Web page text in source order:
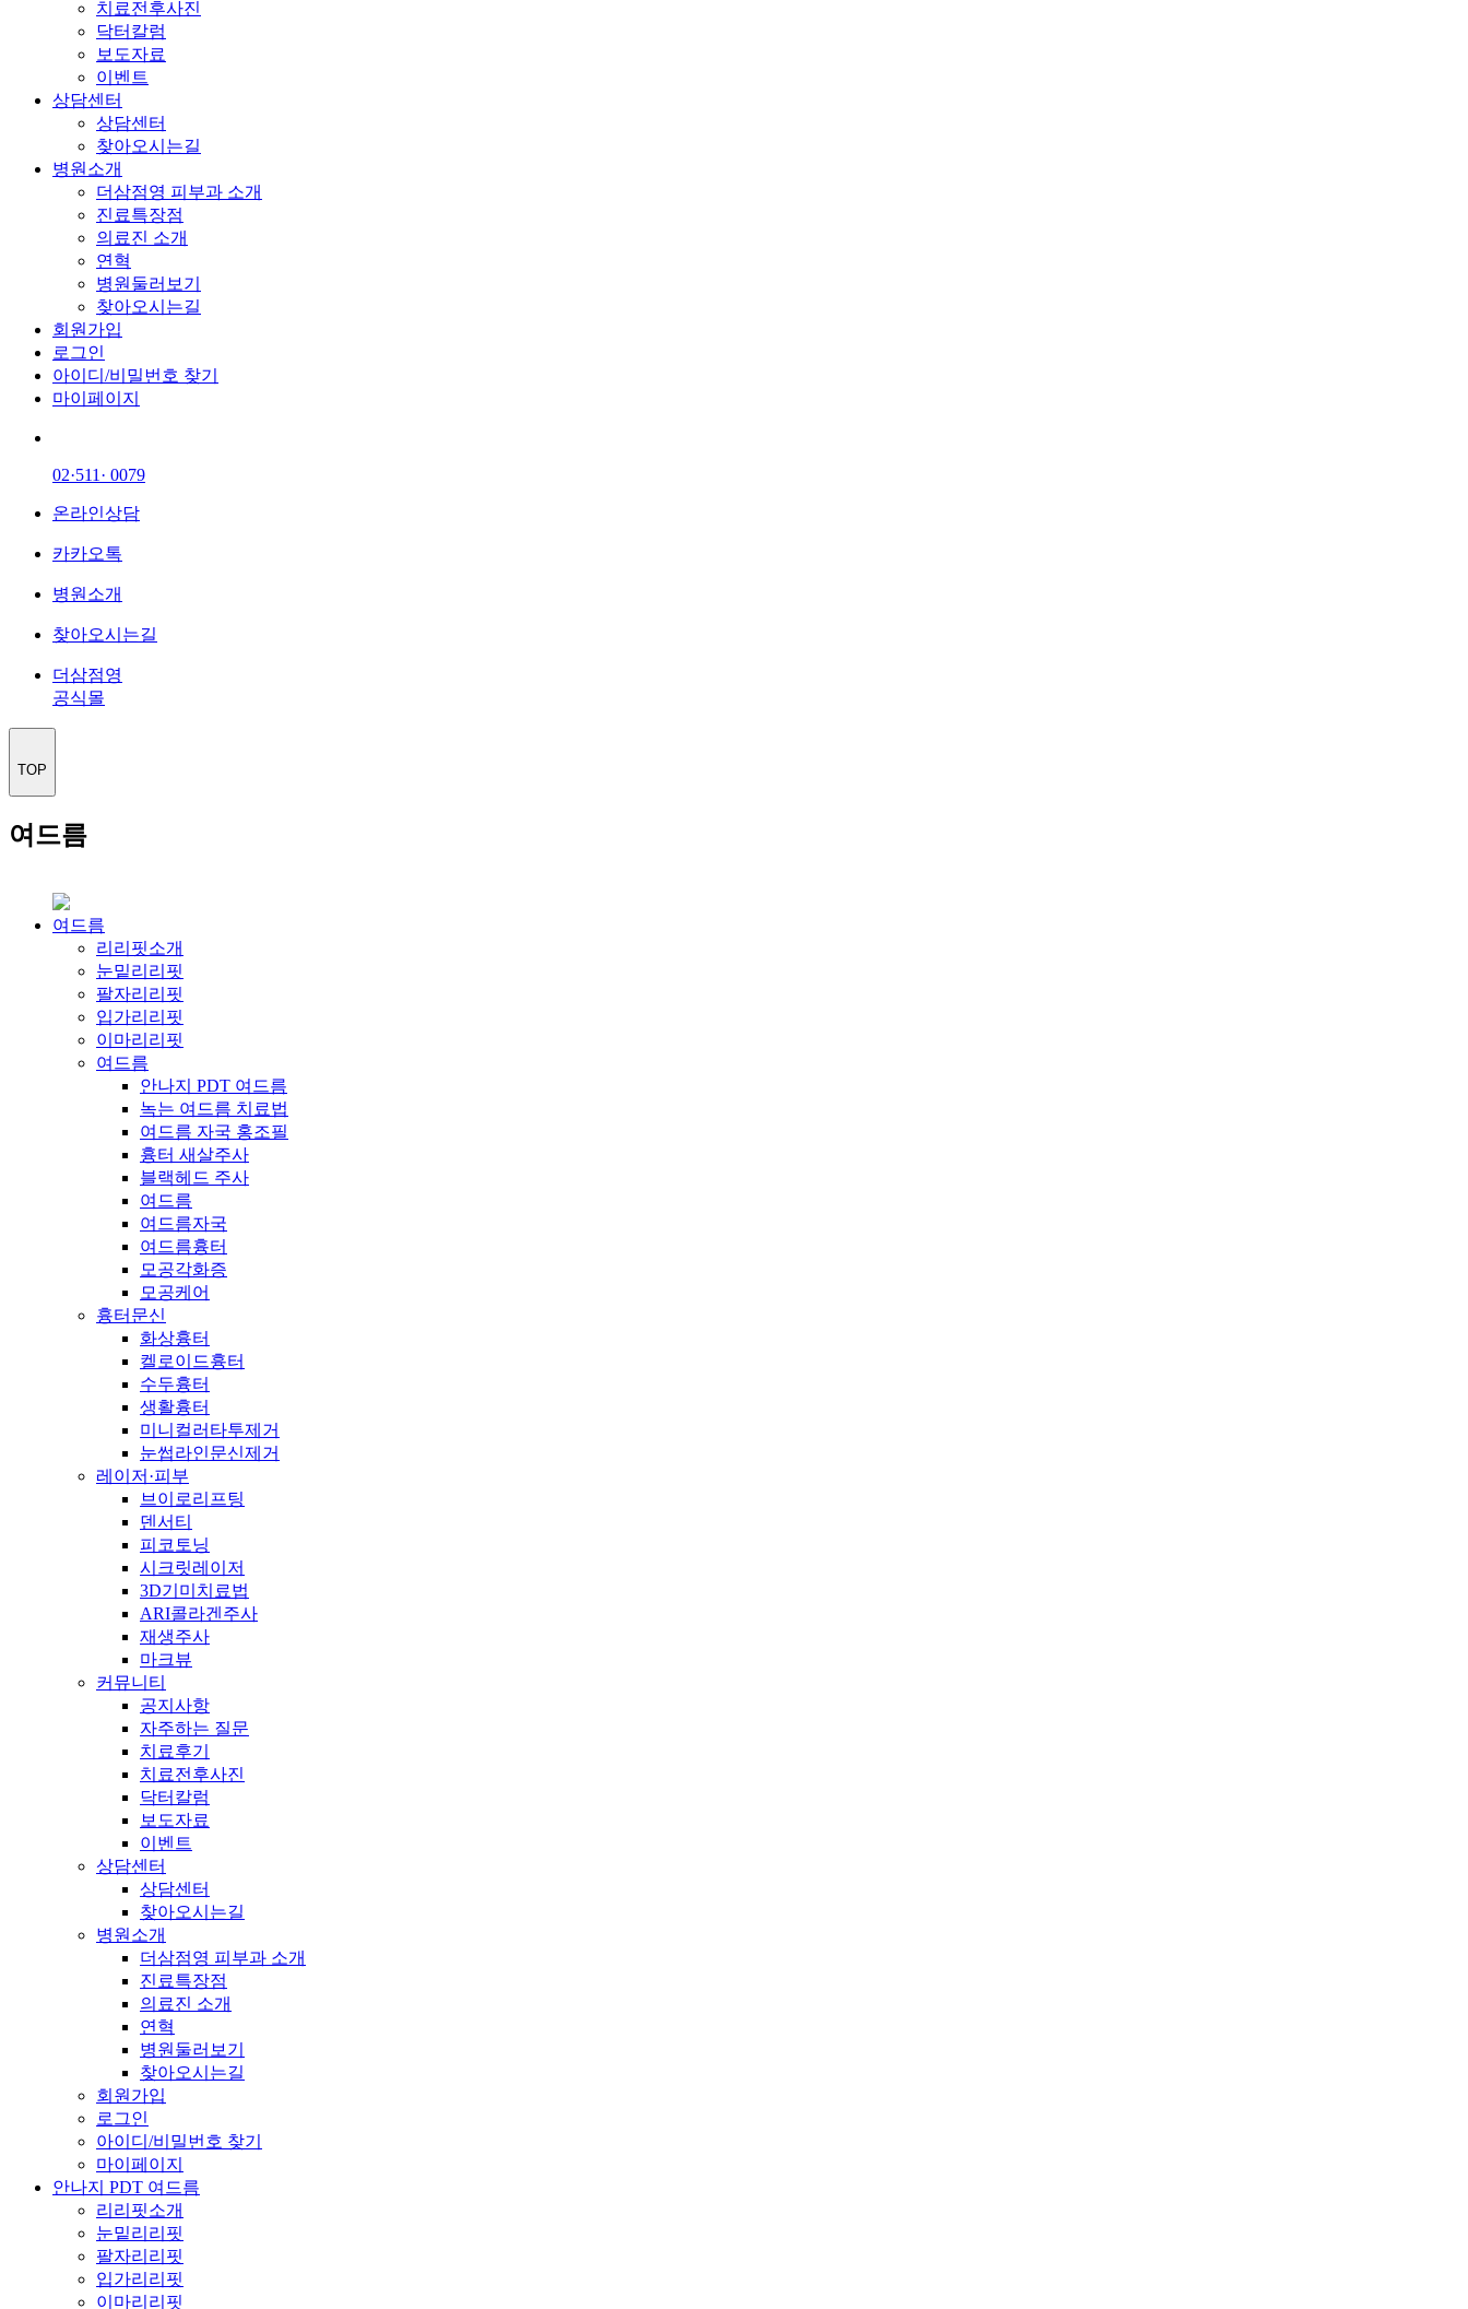
치료전후사진
닥터칼럼
보도자료
이벤트
상담센터
상담센터
찾아오시는길
병원소개
더삼점영 피부과 소개
진료특장점
의료진 소개
연혁
병원둘러보기
찾아오시는길
회원가입
로그인
아이디/비밀번호 찾기
마이페이지
02·511· 0079
온라인상담
카카오톡
병원소개
찾아오시는길
더삼점영
공식몰
TOP
여드름
여드름
리리핏소개
눈밑리리핏
팔자리리핏
입가리리핏
이마리리핏
여드름
안나지 PDT 여드름
녹는 여드름 치료법
여드름 자국 홍조필
흉터 새살주사
블랙헤드 주사
여드름
여드름자국
여드름흉터
모공각화증
모공케어
흉터문신
화상흉터
켈로이드흉터
수두흉터
생활흉터
미니컬러타투제거
눈썹라인문신제거
레이저·피부
브이로리프팅
덴서티
피코토닝
시크릿레이저
3D기미치료법
ARI콜라겐주사
재생주사
마크뷰
커뮤니티
공지사항
자주하는 질문
치료후기
치료전후사진
닥터칼럼
보도자료
이벤트
상담센터
상담센터
찾아오시는길
병원소개
더삼점영 피부과 소개
진료특장점
의료진 소개
연혁
병원둘러보기
찾아오시는길
회원가입
로그인
아이디/비밀번호 찾기
마이페이지
안나지 PDT 여드름
리리핏소개
눈밑리리핏
팔자리리핏
입가리리핏
이마리리핏